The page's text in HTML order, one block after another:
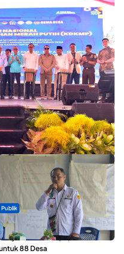
Sinergi Percepatan
Publik
Morotai Apresiasi
ADD Rp3,13 Miliar
88 Desa